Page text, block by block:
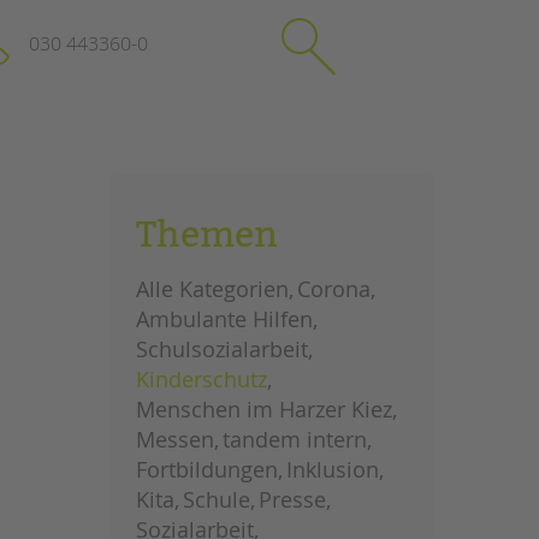
Impressum
Datenschutz
Hinweisgebersystem
Intranet
schließen
030 443360-0
SuchenThemen
Alle Kategorien Corona
Ambulante Hilfen
Schulsozialarbeit
Kinderschutz
Menschen im Harzer Kiez
Messen tandem intern
Fortbildungen Inklusion
Kita Schule Presse
Sozialarbeit